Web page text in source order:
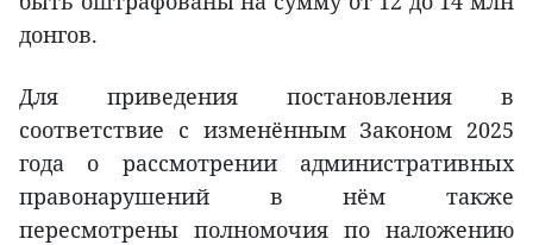
донгов.
Для приведения постановления в
соответствие с изменённым Законом 2025
года о рассмотрении административных
правонарушений в нём также
пересмотрены полномочия по наложению